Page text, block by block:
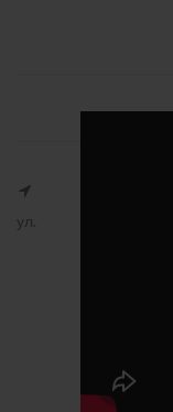
ул.